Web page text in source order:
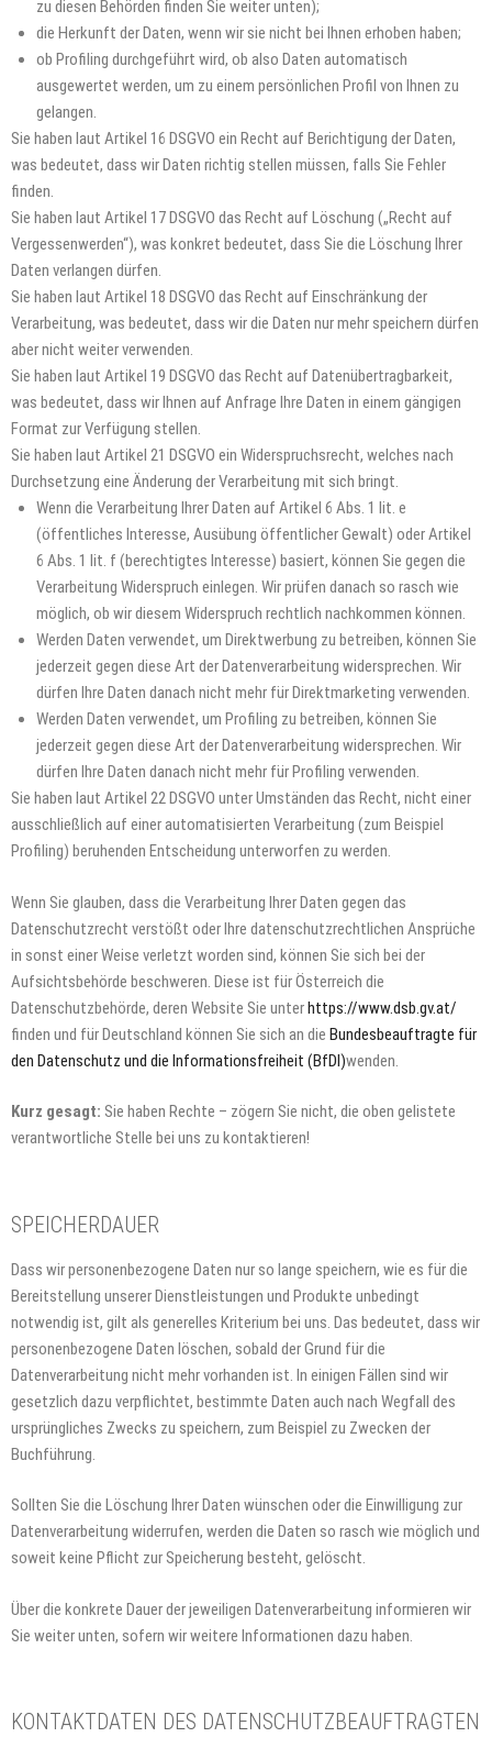
zu diesen Behörden finden Sie weiter unten);
die Herkunft der Daten, wenn wir sie nicht bei Ihnen erhoben haben;
ob Profiling durchgeführt wird, ob also Daten automatisch
ausgewertet werden, um zu einem persönlichen Profil von Ihnen zu
gelangen.
Sie haben laut Artikel 16 DSGVO ein Recht auf Berichtigung der Daten,
was bedeutet, dass wir Daten richtig stellen müssen, falls Sie Fehler
finden.
Sie haben laut Artikel 17 DSGVO das Recht auf Löschung („Recht auf
Vergessenwerden“), was konkret bedeutet, dass Sie die Löschung Ihrer
Daten verlangen dürfen.
Sie haben laut Artikel 18 DSGVO das Recht auf Einschränkung der
Verarbeitung, was bedeutet, dass wir die Daten nur mehr speichern dürfen
aber nicht weiter verwenden.
Sie haben laut Artikel 19 DSGVO das Recht auf Datenübertragbarkeit,
was bedeutet, dass wir Ihnen auf Anfrage Ihre Daten in einem gängigen
Format zur Verfügung stellen.
Sie haben laut Artikel 21 DSGVO ein Widerspruchsrecht, welches nach
Durchsetzung eine Änderung der Verarbeitung mit sich bringt.
Wenn die Verarbeitung Ihrer Daten auf Artikel 6 Abs. 1 lit. e
(öffentliches Interesse, Ausübung öffentlicher Gewalt) oder Artikel
6 Abs. 1 lit. f (berechtigtes Interesse) basiert, können Sie gegen die
Verarbeitung Widerspruch einlegen. Wir prüfen danach so rasch wie
möglich, ob wir diesem Widerspruch rechtlich nachkommen können.
Werden Daten verwendet, um Direktwerbung zu betreiben, können Sie
jederzeit gegen diese Art der Datenverarbeitung widersprechen. Wir
dürfen Ihre Daten danach nicht mehr für Direktmarketing verwenden.
Werden Daten verwendet, um Profiling zu betreiben, können Sie
jederzeit gegen diese Art der Datenverarbeitung widersprechen. Wir
dürfen Ihre Daten danach nicht mehr für Profiling verwenden.
Sie haben laut Artikel 22 DSGVO unter Umständen das Recht, nicht einer
ausschließlich auf einer automatisierten Verarbeitung (zum Beispiel
Profiling) beruhenden Entscheidung unterworfen zu werden.
Wenn Sie glauben, dass die Verarbeitung Ihrer Daten gegen das
Datenschutzrecht verstößt oder Ihre datenschutzrechtlichen Ansprüche
in sonst einer Weise verletzt worden sind, können Sie sich bei der
Aufsichtsbehörde beschweren. Diese ist für Österreich die
Datenschutzbehörde, deren Website Sie unterhttps://www.dsb.gv.at/
finden und für Deutschland können Sie sich an die Bundesbeauftragte für
den Datenschutz und die Informationsfreiheit (BfDI)wenden.
Kurz gesagt: Sie haben Rechte – zögern Sie nicht, die oben gelistete
verantwortliche Stelle bei uns zu kontaktieren!
SPEICHERDAUER
Dass wir personenbezogene Daten nur so lange speichern, wie es für die
Bereitstellung unserer Dienstleistungen und Produkte unbedingt
notwendig ist, gilt als generelles Kriterium bei uns. Das bedeutet, dass wir
personenbezogene Daten löschen, sobald der Grund für die
Datenverarbeitung nicht mehr vorhanden ist. In einigen Fällen sind wir
gesetzlich dazu verpflichtet, bestimmte Daten auch nach Wegfall des
ursprüngliches Zwecks zu speichern, zum Beispiel zu Zwecken der
Buchführung.
Sollten Sie die Löschung Ihrer Daten wünschen oder die Einwilligung zur
Datenverarbeitung widerrufen, werden die Daten so rasch wie möglich und
soweit keine Pflicht zur Speicherung besteht, gelöscht.
Über die konkrete Dauer der jeweiligen Datenverarbeitung informieren wir
Sie weiter unten, sofern wir weitere Informationen dazu haben.
KONTAKTDATEN DES DATENSCHUTZBEAUFTRAGTEN